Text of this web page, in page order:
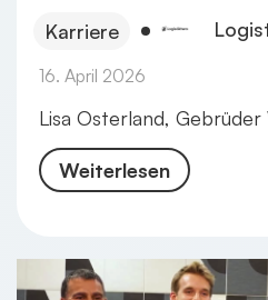
Karriere
16. April 2026
Lisa Osterland, Gebrüder
Weiterlesen